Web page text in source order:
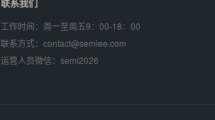
对比
CD4052 (思扬微-Siyom)
相同功能 相似度 35%
工作时间：周一至周五9：00-18：00
联系方式：contact@semiee.com
运营人员微信：semi2026